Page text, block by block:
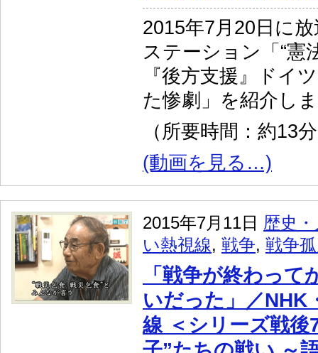
2015年7月20日に
ステーション「“憲
『後方支援』ドイ
た惨劇」を紹介し
（所要時間：約13
(動画を見る…)
2015年7月11日 歴史
い熱視線, 戦争, 戦争
「戦争が終わって
いだった」／NHK
線 ＜シリーズ戦後